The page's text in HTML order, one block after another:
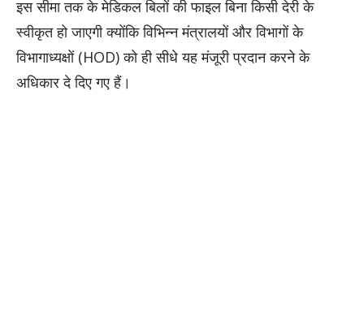
इस सीमा तक के मेडिकल बिलों की फाइल बिना किसी देरी के
स्वीकृत हो जाएगी क्योंकि विभिन्न मंत्रालयों और विभागों के
विभागाध्यक्षों (HOD) को ही सीधे यह मंजूरी प्रदान करने के
अधिकार दे दिए गए हैं।